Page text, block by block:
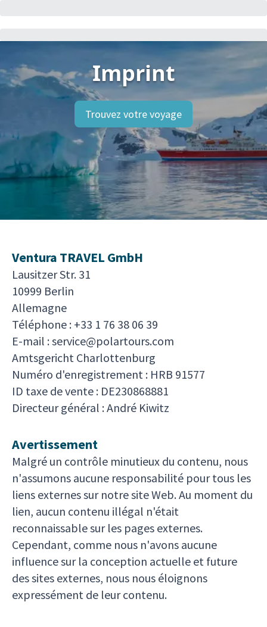
Imprint
Trouvez votre voyage
Ventura TRAVEL GmbH
Lausitzer Str. 31
10999 Berlin
Allemagne
Téléphone : +33 1 76 38 06 39
E-mail :service@polartours.com
Amtsgericht Charlottenburg
Numéro d'enregistrement : HRB 91577
ID taxe de vente : DE230868881
Directeur général : André Kiwitz
Avertissement
Malgré un contrôle minutieux du contenu, nous
n'assumons aucune responsabilité pour tous les
liens externes sur notre site Web. Au moment du
lien, aucun contenu illégal n'était
reconnaissable sur les pages externes.
Cependant, comme nous n'avons aucune
influence sur la conception actuelle et future
des sites externes, nous nous éloignons
expressément de leur contenu.